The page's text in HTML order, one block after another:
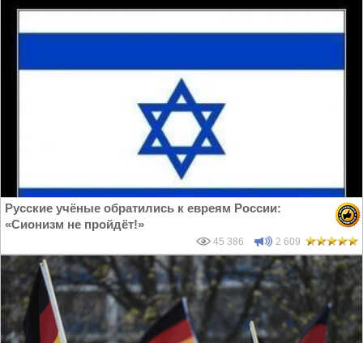
Русские учёные обратились к евреям России:
«Сионизм не пройдёт!»
45 386 2 609